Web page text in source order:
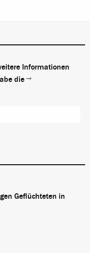
Informationen
die
Geflüchteten in